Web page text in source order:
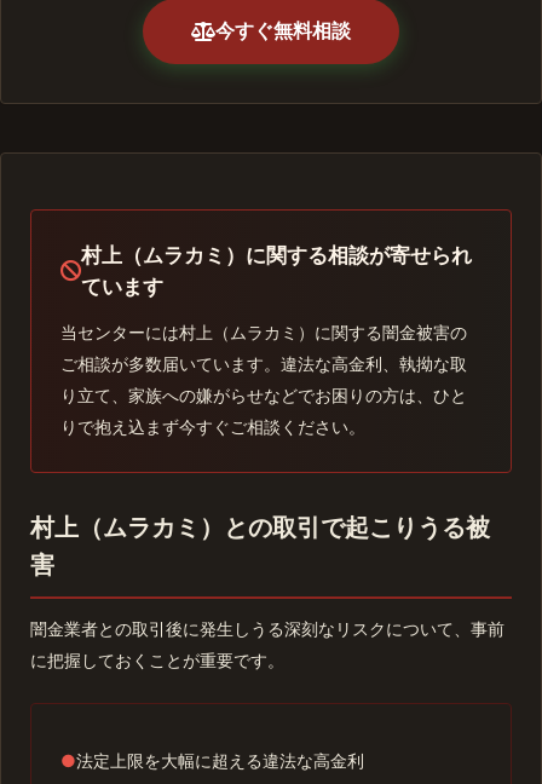
今すぐ無料相談
村上（ムラカミ）に関する相談が寄せられ
ています
当センターには村上（ムラカミ）に関する闇金被害の
ご相談が多数届いています。違法な高金利、執拗な取
り立て、家族への嫌がらせなどでお困りの方は、ひと
りで抱え込まず今すぐご相談ください。
村上（ムラカミ）との取引で起こりうる被
害
闇金業者との取引後に発生しうる深刻なリスクについて、事前
に把握しておくことが重要です。
●法定上限を大幅に超える違法な高金利